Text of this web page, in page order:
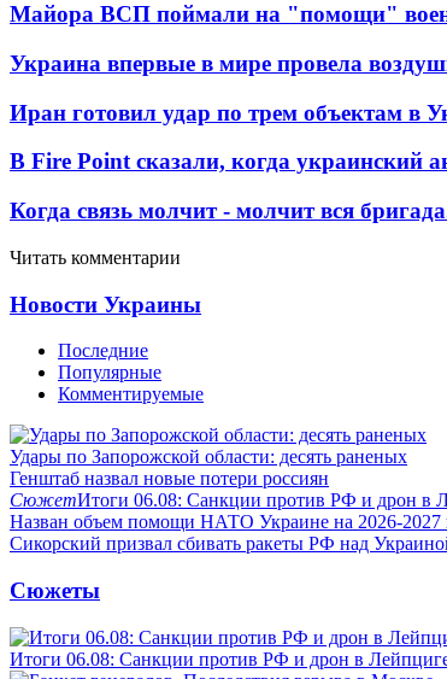
Майора ВСП поймали на "помощи"
Украина впервые в мире провела
Иран готовил удар по трем объектам в
В Fire Point сказали, когда украинский
Когда связь молчит - молчит вся
Читать комментарии
Новости Украины
Последние
Популярные
Комментируемые
Удары по Запорожской области: десять раненых
Генштаб назвал новые потери россиян
СюжетИтоги 06.08: Санкции против РФ и дрон в
Назван объем помощи НАТО Украине на 2026-2027
Сикорский призвал сбивать ракеты РФ над
Сюжеты
Итоги 06.08: Санкции против РФ и дрон в